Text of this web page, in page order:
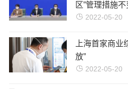
区”管理措施不
2022-05-20
上海首家商业
放”
2022-05-20